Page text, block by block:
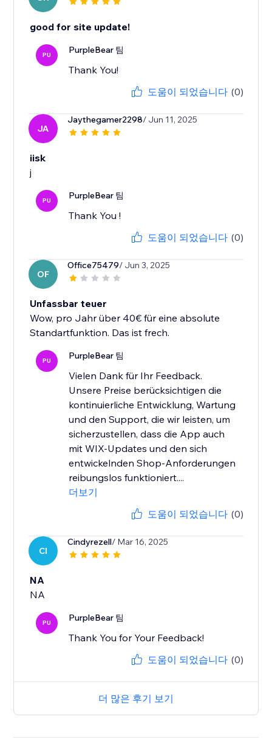
good for site update!
PU PurpleBear 팀
Thank You!
도움이 되었습니다 (0)
JA
Jaythegamer2298/ Jun 11, 2025
iisk
j
PU PurpleBear 팀
Thank You !
도움이 되었습니다 (0)
OF
Office75479/ Jun 3, 2025
Unfassbar teuer
Wow, pro Jahr über 40€ für eine absolute
Standartfunktion. Das ist frech.
PU PurpleBear 팀
Vielen Dank für Ihr Feedback.
Unsere Preise berücksichtigen die
kontinuierliche Entwicklung, Wartung
und den Support, die wir leisten, um
sicherzustellen, dass die App auch
mit WIX-Updates und den sich
entwickelnden Shop-Anforderungen
reibungslos funktioniert....
더보기
도움이 되었습니다 (0)
CI
Cindyrezell/ Mar 16, 2025
NA
NA
PU PurpleBear 팀
Thank You for Your Feedback!
도움이 되었습니다 (0)
더 많은 후기 보기